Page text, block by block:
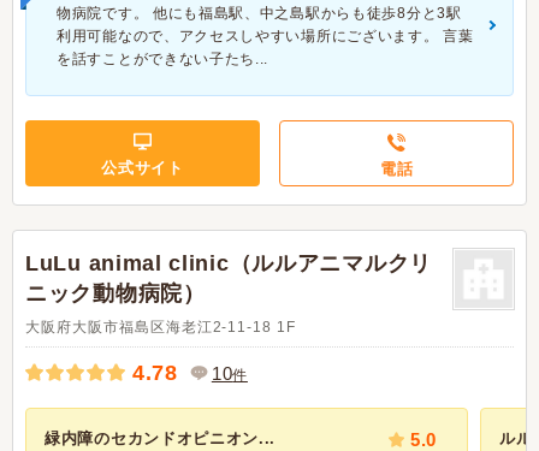
物病院です。 他にも福島駅、中之島駅からも徒歩8分と3駅
利用可能なので、アクセスしやすい場所にございます。 言葉
を話すことができない子たち...
公式サイト 電話
LuLu animal clinic（ルルアニマルクリ
ニック動物病院）
大阪府大阪市福島区海老江2-11-18 1F
4.78 10件
緑内障のセカンドオピニオン... 5.0 ルル